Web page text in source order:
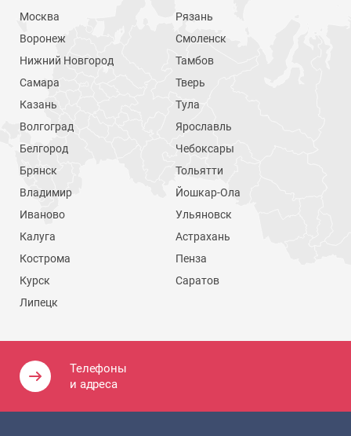
Телефоны
и адреса
Москва
Воронеж
Нижний Новгород
Самара
Казань
Волгоград
Белгород
Брянск
Владимир
Иваново
Калуга
Кострома
Курск
Липецк
Рязань
Смоленск
Тамбов
Тверь
Тула
Ярославль
Чебоксары
Тольятти
Йошкар-Ола
Ульяновск
Астрахань
Пенза
Саратов